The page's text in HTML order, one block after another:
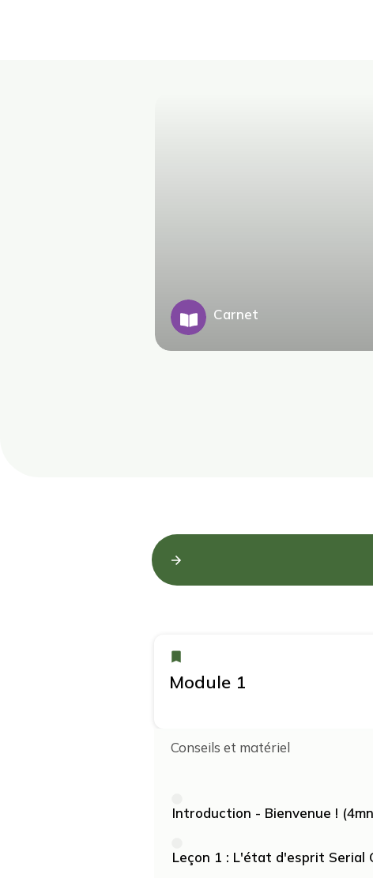
Carnet
Module 1
Conseils et matériel
Introduction - Bienvenue !
Leçon 1 : L'état d'esprit Serial